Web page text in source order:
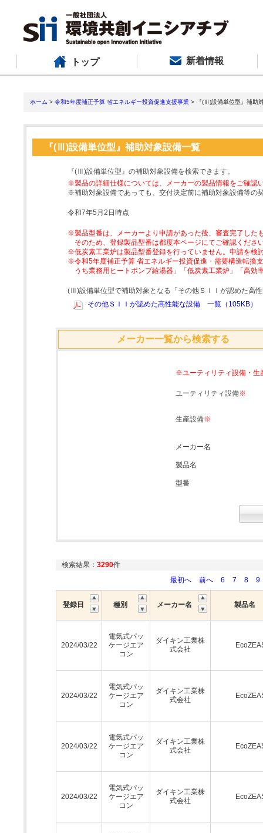
トップ 新着情報
ホーム > 令和5年度補正予算 省エネルギー投資促進支援事業 > 『(Ⅲ)設備単位型』補助
『(Ⅲ)設備単位型』補助対象設備一覧
『(Ⅲ)設備単位型』の補助対象設備を検索できます。
※製品の詳細仕様については、メーカーの製品情報をご確認
※補助対象設備であっても、交付決定前に補助対象設備等の
令和7年5月2日時点
※製品型番は、メーカーより申請があった後、審査完了した
そのため、登録製品型番は都度本ページにてご確認くださ
※低炭素工業炉は製品型番登録を行っていません。申請を検
※令和5年度補正予算 省エネルギー投資促進・需要構造転換
うち業務用ヒートポンプ給湯器」「低炭素工業炉」「高
(Ⅲ)設備単位型で補助対象となる「その他ＳＩＩが認めた高
その他ＳＩＩが認めた高性能な設備 一覧（105KB）
メーカー一覧から検索する
※ユーティリティ設備・生
ユーティリティ設備※
生産設備※
メーカー名
製品名
型番
検索結果： 3290件
最初へ
前へ 6 7 8 9
登録日 種別 メーカー名 製品名
2024/03/22
電気式パッ
ケージエア
コン
ダイキン工業株
式会社
2024/03/22
電気式パッ
ケージエア
コン
ダイキン工業株
式会社
2024/03/22
電気式パッ
ケージエア
コン
ダイキン工業株
式会社
2024/03/22
電気式パッ
ケージエア
コン
ダイキン工業株
式会社